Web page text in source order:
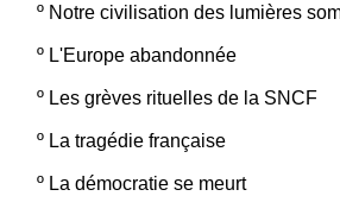
º Notre civilisation des lumières
º L'Europe abandonnée
º Les grèves rituelles de la SNCF
º La tragédie française
º La démocratie se meurt